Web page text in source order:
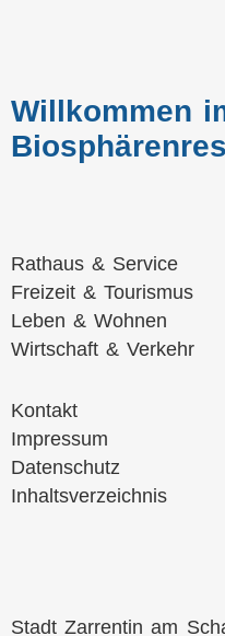
Willkommen
Navigation
überspringen
Rathaus & Service
Freizeit & Tourismus
Leben & Wohnen
Wirtschaft & Verkehr
Navigation
überspringen
Kontakt
Impressum
Datenschutz
Inhaltsverzeichnis
Stadt Zarrentin am